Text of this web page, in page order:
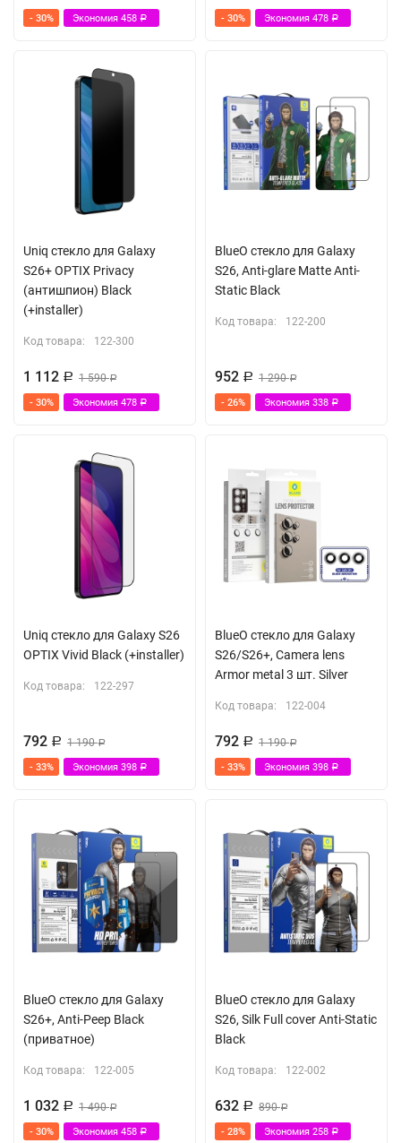
- 30% Экономия 458 Р - 30% Экономия 478 Р
Uniq стекло для Galaxy
S26+ OPTIX Privacy
(антишпион) Black
(+installer)
Код товара: 122-300
1 112 Р 1 590Р
- 30% Экономия 478 Р
BlueO стекло для Galaxy
S26, Anti-glare Matte Anti-
Static Black
Код товара: 122-200
952 Р 1 290Р
- 26% Экономия 338 Р
Uniq стекло для Galaxy S26
OPTIX Vivid Black (+installer)
Код товара: 122-297
792 Р 1 190Р
- 33% Экономия 398 Р
BlueO стекло для Galaxy
S26/S26+, Camera lens
Armor metal 3 шт. Silver
Код товара: 122-004
792 Р 1 190Р
- 33% Экономия 398 Р
BlueO стекло для Galaxy
S26+, Anti-Peep Black
(приватное)
Код товара: 122-005
1 032 Р 1 490Р
- 30% Экономия 458 Р
BlueO стекло для Galaxy
S26, Silk Full cover Anti-Static
Black
Код товара: 122-002
632 Р 890Р
- 28% Экономия 258 Р